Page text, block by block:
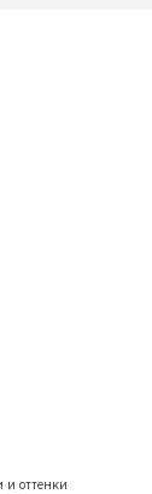
и оттенки